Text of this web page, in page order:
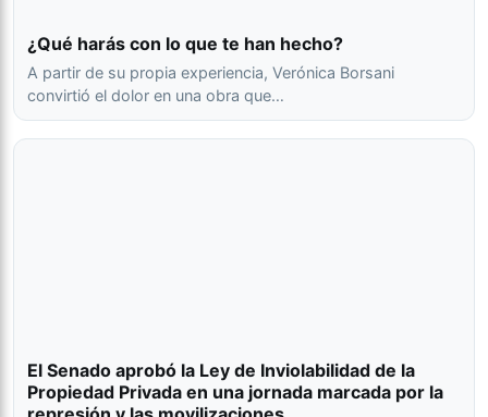
¿Qué harás con lo que te han hecho?
A partir de su propia experiencia, Verónica Borsani
convirtió el dolor en una obra que…
El Senado aprobó la Ley de Inviolabilidad de la
Propiedad Privada en una jornada marcada por la